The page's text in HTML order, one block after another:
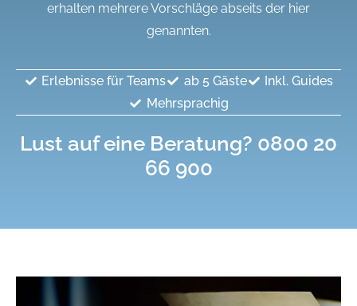
erhalten mehrere Vorschläge abseits der hier
genannten.
Erlebnisse für Teams ab 5 Gäste
Inkl. Guides
Mehrsprachig
Lust auf eine Beratung? 0800 20
66 900